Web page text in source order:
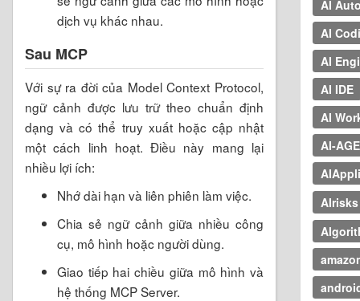
dịch vụ khác nhau.
Sau MCP
Với sự ra đời của Model Context Protocol,
ngữ cảnh được lưu trữ theo chuẩn định
dạng và có thể truy xuất hoặc cập nhật
một cách linh hoạt. Điều này mang lại
nhiều lợi ích:
Nhớ dài hạn và liên phiên làm việc.
Chia sẻ ngữ cảnh giữa nhiều công
cụ, mô hình hoặc người dùng.
Giao tiếp hai chiều giữa mô hình và
hệ thống MCP Server.
AI
AI
AI
AI IDE
AI
AI-
AIrisks